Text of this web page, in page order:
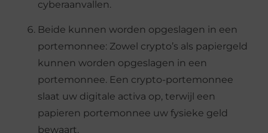
cyberaanvallen.
Beide kunnen worden opgeslagen in een
portemonnee: Zowel crypto’s als papiergeld
kunnen worden opgeslagen in een
portemonnee. Een crypto-portemonnee
slaat uw digitale activa op, terwijl een
papieren portemonnee uw fysieke geld
bewaart.